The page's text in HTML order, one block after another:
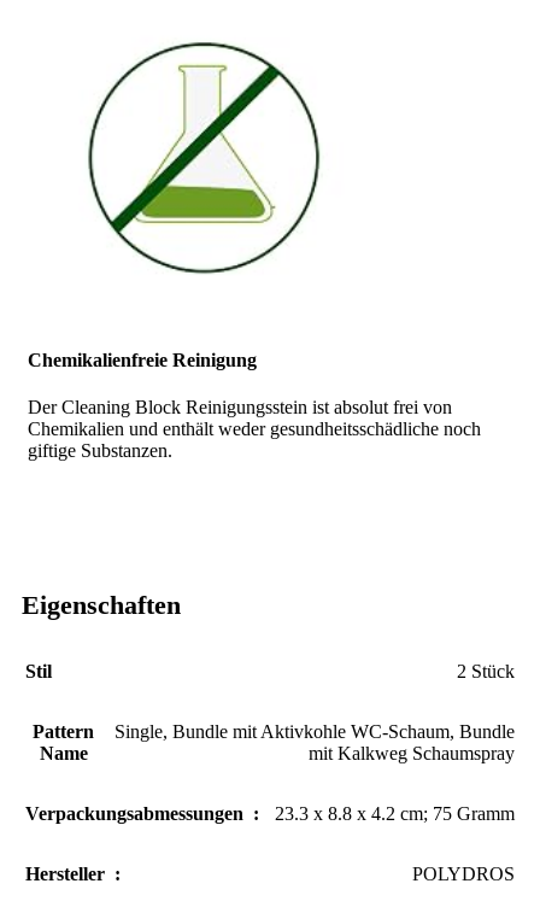
Chemikalienfreie Reinigung
Der Cleaning Block Reinigungsstein ist absolut frei von
Chemikalien und enthält weder gesundheitsschädliche noch
giftige Substanzen.
Eigenschaften
Stil 2 Stück
Pattern
Name
Single, Bundle mit Aktivkohle WC-Schaum, Bundle
mit Kalkweg Schaumspray
Verpackungsabmessungen ‏ : ‎ 23.3 x 8.8 x 4.2 cm; 75 Gramm
Hersteller ‏ : ‎ POLYDROS